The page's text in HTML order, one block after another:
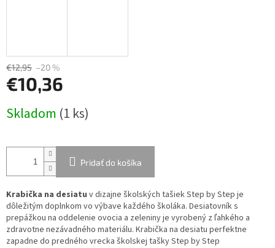
€12,95 –20 %
€10,36
cena:
Skladom (1 ks)
Pridať do košíka
Krabička na desiatu v dizajne školských tašiek Step by Step je
dôležitým doplnkom vo výbave každého školáka. Desiatovník s
prepážkou na oddelenie ovocia a zeleniny je vyrobený z ľahkého a
zdravotne nezávadného materiálu. Krabička na desiatu perfektne
zapadne do predného vrecka školskej tašky Step by Step